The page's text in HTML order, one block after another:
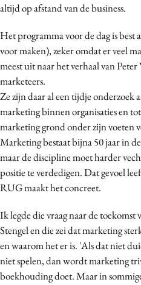
Martech
Merkstrategie
PR
Programmatic
Purpose Marketing
Reputatie & crisis
altijd op afstand van de business.
Het programma voor de dag is best
voor maken), zeker omdat er veel
meest uit naar het verhaal van
marketeers.
Ze zijn daar al een tijdje onderzoek
marketing binnen organisaties en
marketing grond onder zijn voeten
Marketing bestaat bijna 50 jaar in
maar de discipline moet harder
positie te verdedigen. Dat gevoel
RUG maakt het concreet.
Ik legde die vraag naar de
Stengel en die zei dat marketing
en waarom het er is. 'Als dat niet
niet spelen, dan wordt marketing
boekhouding doet. Maar in